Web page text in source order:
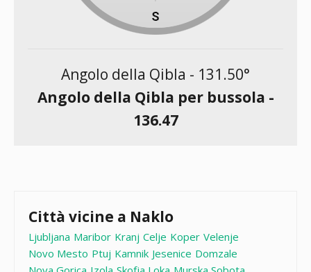
Angolo della Qibla - 131.50°
Angolo della Qibla per bussola -
136.47
Città vicine a Naklo
Ljubljana Maribor Kranj Celje Koper Velenje
Novo Mesto Ptuj Kamnik Jesenice Domzale